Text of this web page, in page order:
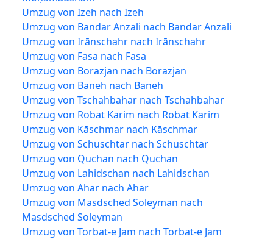
Umzug von Izeh nach Izeh
Umzug von Bandar Anzali nach Bandar Anzali
Umzug von Irānschahr nach Irānschahr
Umzug von Fasa nach Fasa
Umzug von Borazjan nach Borazjan
Umzug von Baneh nach Baneh
Umzug von Tschahbahar nach Tschahbahar
Umzug von Robat Karim nach Robat Karim
Umzug von Kāschmar nach Kāschmar
Umzug von Schuschtar nach Schuschtar
Umzug von Quchan nach Quchan
Umzug von Lahidschan nach Lahidschan
Umzug von Ahar nach Ahar
Umzug von Masdsched Soleyman nach
Masdsched Soleyman
Umzug von Torbat-e Jam nach Torbat-e Jam